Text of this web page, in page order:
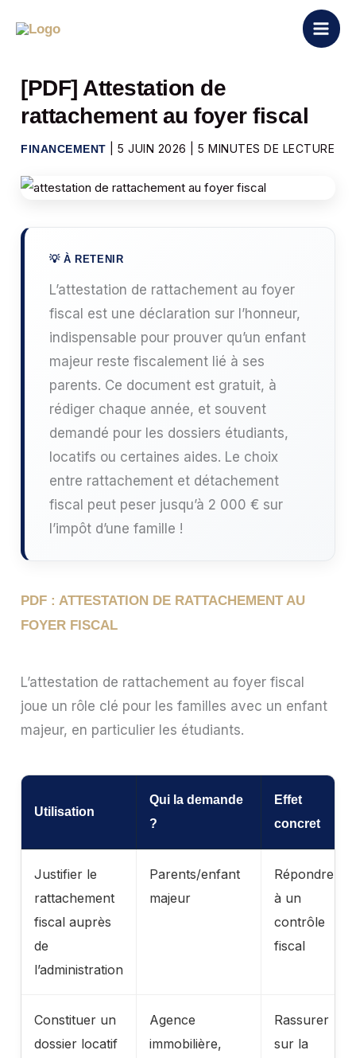
[PDF] Attestation de
rattachement au foyer fiscal
FINANCEMENT |5 JUIN 2026 |5 MINUTES DE LECTURE
L’attestation de rattachement au foyer
fiscal est une déclaration sur l’honneur,
indispensable pour prouver qu’un enfant
majeur reste fiscalement lié à ses
parents. Ce document est gratuit, à
rédiger chaque année, et souvent
demandé pour les dossiers étudiants,
locatifs ou certaines aides. Le choix
entre rattachement et détachement
fiscal peut peser jusqu’à 2 000 € sur
l’impôt d’une famille !
PDF : ATTESTATION DE RATTACHEMENT AU
FOYER FISCAL
L’attestation de rattachement au foyer fiscal
joue un rôle clé pour les familles avec un enfant
majeur, en particulier les étudiants.
Utilisation
Qui la demande
?
Effet
concret
Justifier le
rattachement
fiscal auprès
de
l’administration
Parents/enfant
majeur
Répondre
à un
contrôle
fiscal
Constituer un
dossier locatif
Agence
immobilière,
Rassurer
sur la